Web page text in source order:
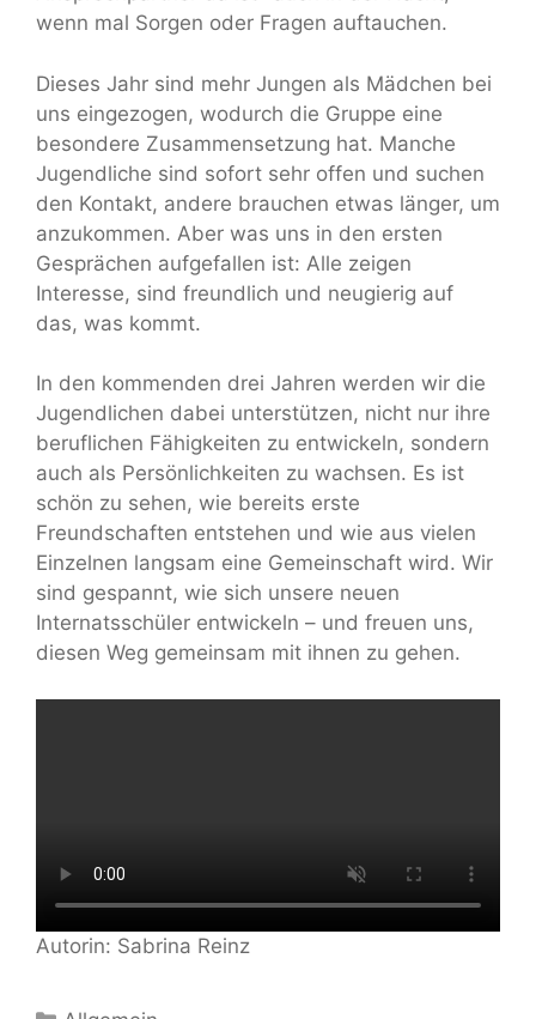
wenn mal Sorgen oder Fragen auftauchen.
Dieses Jahr sind mehr Jungen als Mädchen bei
uns eingezogen, wodurch die Gruppe eine
besondere Zusammensetzung hat. Manche
Jugendliche sind sofort sehr offen und suchen
den Kontakt, andere brauchen etwas länger, um
anzukommen. Aber was uns in den ersten
Gesprächen aufgefallen ist: Alle zeigen
Interesse, sind freundlich und neugierig auf
das, was kommt.
In den kommenden drei Jahren werden wir die
Jugendlichen dabei unterstützen, nicht nur ihre
beruflichen Fähigkeiten zu entwickeln, sondern
auch als Persönlichkeiten zu wachsen. Es ist
schön zu sehen, wie bereits erste
Freundschaften entstehen und wie aus vielen
Einzelnen langsam eine Gemeinschaft wird. Wir
sind gespannt, wie sich unsere neuen
Internatsschüler entwickeln – und freuen uns,
diesen Weg gemeinsam mit ihnen zu gehen.
Autorin: Sabrina Reinz